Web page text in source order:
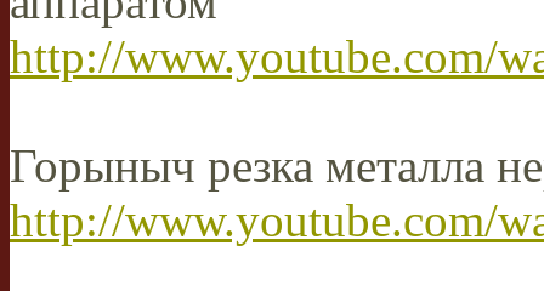
http://www.youtube.com/
Горыныч резка металла
http://www.youtube.com/